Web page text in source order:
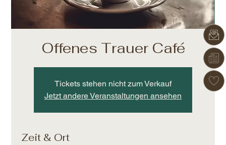
Offenes Trauer Café
Tickets stehen nicht zum Verkauf
Jetzt andere Veranstaltungen ansehen
Zeit & Ort